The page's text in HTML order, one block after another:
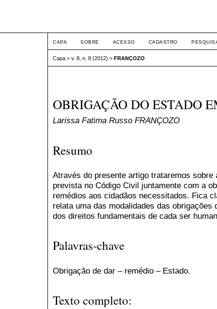
CAPA SOBRE ACESSO CADASTRO
Capa > v. 8, n. 8 (2012) > FRANÇOZO
OBRIGAÇÃO DO ESTADO
Larissa Fatima Russo FRANÇOZO
Resumo
Através do presente artigo trataremos sobre
prevista no Código Civil juntamente com a
remédios aos cidadãos necessitados. Fica
relata uma das modalidades das
dos direitos fundamentais de cada ser
Palavras-chave
Obrigação de dar – remédio – Estado.
Texto completo: